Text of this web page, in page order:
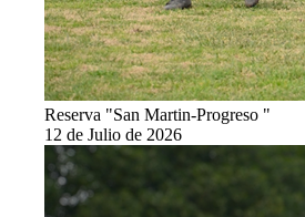
Reserva "San Martin-Progreso "
12 de Julio de 2026